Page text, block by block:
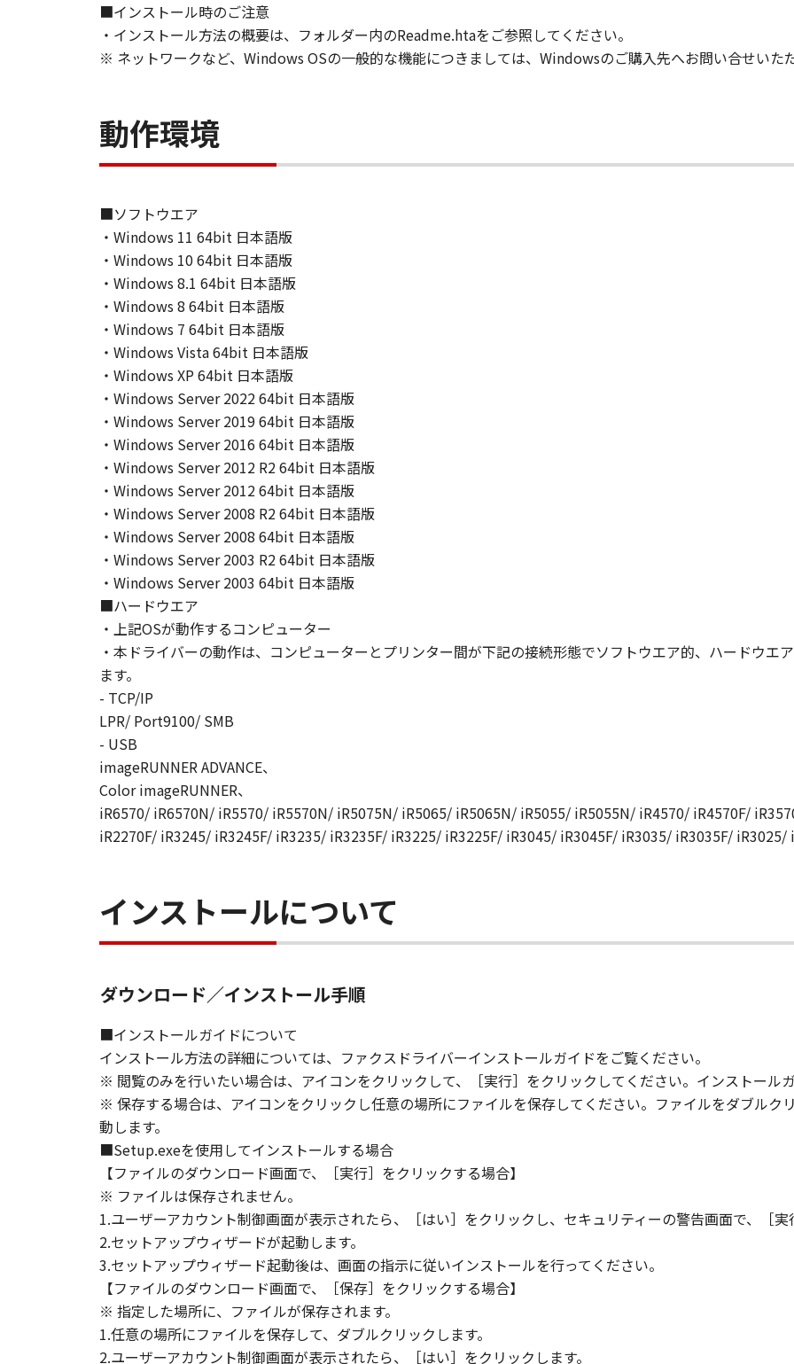
(4) お客様は、上記(3)によって本契約書が終了した場合、速やかに、「本ソフトウェア」およびそ
るものとします。
(5) 上記にかかわらず、本契約書第2条、第4条から第7条まで、第8条第4項および第10条の規定は、
“米国政府エンドユーザー”とは、米国政府の機関また団体を意味します。もしお客様が米国政府エ
が適用されます：The SOFTWARE is a "commercial item," as that term is defined at 48 C.F.R.
"commercial computer software" and "commercial computer software documentation," as
Users shall acquire the SOFTWARE with only those rights set forth herein. The manufacturer is
chome, Ohta-ku, Tokyo 146-8501, Japan.
本条項中で使用される"the SOFTWARE"とは、本契約書中で定義される「本ソフトウェア」を意味
10．分離可能性
本契約書のいずれかの条項またはその一部が法律により無効であると決定された場合でも、その他
します。
以 上
キヤノン株式会社
No.022914
■インストール時のご注意
・インストール方法の概要は、フォルダー内のReadme.htaをご参照してください。
※ ネットワークなど、Windows OSの一般的な機能につきましては、Windowsのご購入先へお問い合せいた
動作環境
■ソフトウエア
・Windows 11 64bit 日本語版
・Windows 10 64bit 日本語版
・Windows 8.1 64bit 日本語版
・Windows 8 64bit 日本語版
・Windows 7 64bit 日本語版
・Windows Vista 64bit 日本語版
・Windows XP 64bit 日本語版
・Windows Server 2022 64bit 日本語版
・Windows Server 2019 64bit 日本語版
・Windows Server 2016 64bit 日本語版
・Windows Server 2012 R2 64bit 日本語版
・Windows Server 2012 64bit 日本語版
・Windows Server 2008 R2 64bit 日本語版
・Windows Server 2008 64bit 日本語版
・Windows Server 2003 R2 64bit 日本語版
・Windows Server 2003 64bit 日本語版
■ハードウエア
・上記OSが動作するコンピューター
・本ドライバーの動作は、コンピューターとプリンター間が下記の接続形態でソフトウエア的、ハードウエ
ます。
- TCP/IP
LPR/ Port9100/ SMB
- USB
imageRUNNER ADVANCE、
Color imageRUNNER、
iR6570/ iR6570N/ iR5570/ iR5570N/ iR5075N/ iR5065/ iR5065N/ iR5055/ iR5055N/ iR4570/ iR4570F/
iR2270F/ iR3245/ iR3245F/ iR3235/ iR3235F/ iR3225/ iR3225F/ iR3045/ iR3045F/ iR3035/ iR3035F/ iR3025/
インストールについて
ダウンロード／インストール手順
■インストールガイドについて
インストール方法の詳細については、ファクスドライバーインストールガイドをご覧ください。
※ 閲覧のみを行いたい場合は、アイコンをクリックして、［実行］をクリックしてください。インストール
※ 保存する場合は、アイコンをクリックし任意の場所にファイルを保存してください。ファイルをダブルク
動します。
■Setup.exeを使用してインストールする場合
【ファイルのダウンロード画面で、［実行］をクリックする場合】
※ ファイルは保存されません。
1.ユーザーアカウント制御画面が表示されたら、［はい］をクリックし、セキュリティーの警告画面で、［実
2.セットアップウィザードが起動します。
3.セットアップウィザード起動後は、画面の指示に従いインストールを行ってください。
【ファイルのダウンロード画面で、［保存］をクリックする場合】
※ 指定した場所に、ファイルが保存されます。
1.任意の場所にファイルを保存して、ダブルクリックします。
2.ユーザーアカウント制御画面が表示されたら、［はい］をクリックします。